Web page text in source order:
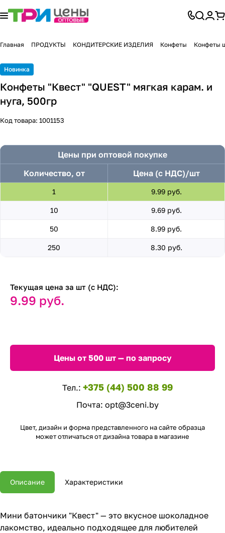
Главная ПРОДУКТЫ КОНДИТЕРСКИЕ ИЗДЕЛИЯ Конфеты Конфеты
Новинка
Конфеты "Квест" "QUEST" мягкая карам. и
нуга, 500гр
Код товара: 1001153
Цены при оптовой покупке
Количество, от
Цена (с НДС)/шт
1 9.99 руб.
10 9.69 руб.
50 8.99 руб.
250 8.30 руб.
Текущая цена за шт (с НДС):
9.99 руб.
Цены от 500 шт — по запросу
Тел.: +375 (44) 500 88 99
Почта: opt@3ceni.by
Цвет, дизайн и форма представленного на сайте образца
может отличаться от дизайна товара в магазине
Описание Характеристики
Мини батончики "Квест" — это вкусное шоколадное
лакомство, идеально подходящее для любителей